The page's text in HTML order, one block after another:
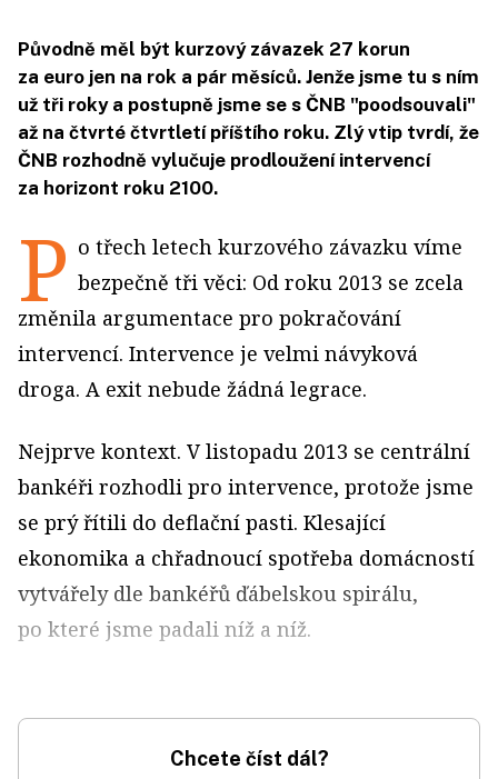
Původně měl být kurzový závazek 27 korun
za euro jen na rok a pár měsíců. Jenže jsme tu s ním
už tři roky a postupně jsme se s ČNB "poodsouvali"
až na čtvrté čtvrtletí příštího roku. Zlý vtip tvrdí, že
ČNB rozhodně vylučuje prodloužení intervencí
za horizont roku 2100.
P o třech letech kurzového závazku víme
bezpečně tři věci: Od roku 2013 se zcela
změnila argumentace pro pokračování
intervencí. Intervence je velmi návyková
droga. A exit nebude žádná legrace.
Nejprve kontext. V listopadu 2013 se centrální
bankéři rozhodli pro intervence, protože jsme
se prý řítili do deflační pasti. Klesající
ekonomika a chřadnoucí spotřeba domácností
vytvářely dle bankéřů ďábelskou spirálu,
po které jsme padali níž a níž.
Chcete číst dál?